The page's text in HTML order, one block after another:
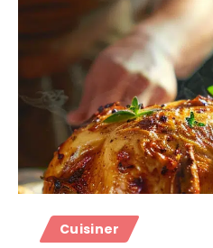
Cuisiner